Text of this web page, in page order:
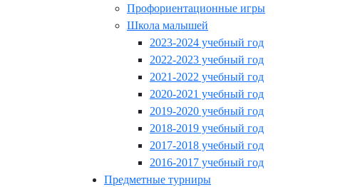
Профориентационные игры
Школа малышей
2023-2024 учебный год
2022-2023 учебный год
2021-2022 учебный год
2020-2021 учебный год
2019-2020 учебный год
2018-2019 учебный год
2017-2018 учебный год
2016-2017 учебный год
Предметные турниры